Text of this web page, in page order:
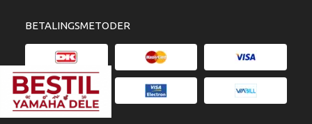
BETALINGSMETODER